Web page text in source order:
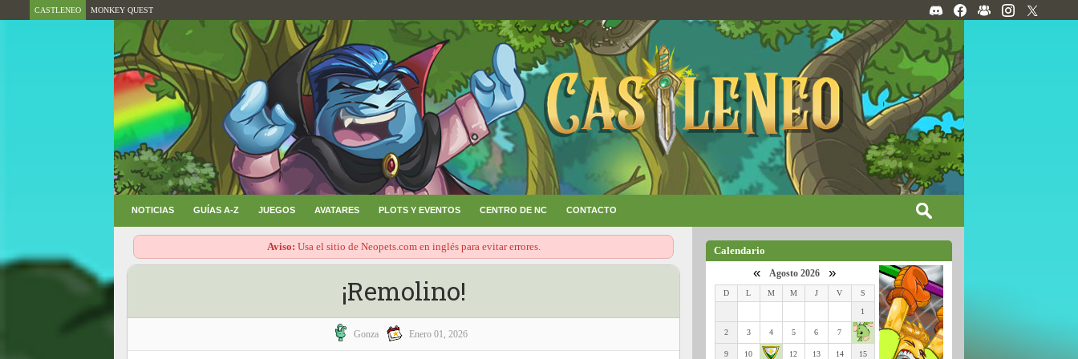
CASTLENEO MONKEY QUEST
NOTICIAS GUÍAS A-Z JUEGOS AVATARES PLOTS Y EVENTOS CENTRO DE NC CONTACTO
Aviso: Usa el sitio de Neopets.com en inglés para evitar errores.
¡Remolino!
Gonza Enero 01, 2026
Calendario
« Agosto 2026 »
D L M M J V S
1
2 3 4 5 6 7
9 10 12 13 14 15